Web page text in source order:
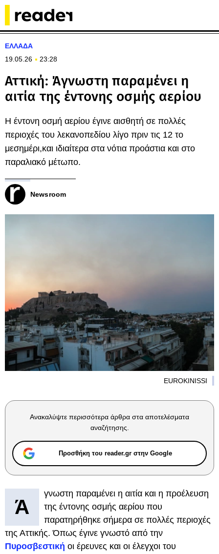
ΕΛΛΑΔΑ
19.05.26
23:28
Αττική: Άγνωστη παραμένει η
αιτία της έντονης οσμής αερίου
Η έντονη οσμή αερίου έγινε αισθητή σε πολλές
περιοχές του λεκανοπεδίου λίγο πριν τις 12 το
μεσημέρι,και ιδιαίτερα στα νότια προάστια και στο
παραλιακό μέτωπο.
Newsroom
EUROKINISSI
Ανακαλύψτε περισσότερα άρθρα στα αποτελέσματα
αναζήτησης.
Προσθήκη του reader.gr στην Google
Ά
γνωστη παραμένει η αιτία και η προέλευση
της έντονης οσμής αερίου που
παρατηρήθηκε σήμερα σε πολλές περιοχές
της Αττικής. Όπως έγινε γνωστό από την
Πυροσβεστική οι έρευνες και οι έλεγχοι του